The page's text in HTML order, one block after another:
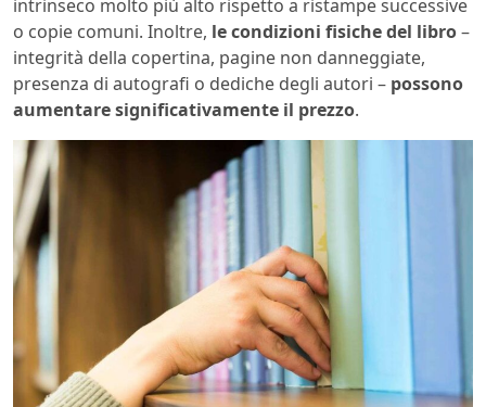
intrinseco molto più alto rispetto a ristampe successive
o copie comuni. Inoltre, le condizioni fisiche del libro–
integrità della copertina, pagine non danneggiate,
presenza di autografi o dediche degli autori – possono
aumentare significativamente il prezzo.